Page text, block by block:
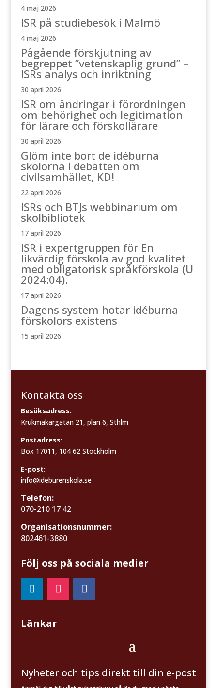
4 maj 2026
ISR på studiebesök i Malmö
4 maj 2026
Pågående förskjutning av
begreppet ”vetenskaplig grund” –
ISRs analys och inriktning
30 april 2026
ISR om ändringar i förordningen
om behörighet och legitimation
för lärare och förskollärare
30 april 2026
Glöm inte bort de idéburna
skolorna i debatten om
civilsamhället, KD!
22 april 2026
ISRs och BTJs webbinarium om
skolbibliotek
17 april 2026
ISR i expertgruppen för En
likvärdig förskola av god kvalitet
med obligatorisk språkförskola (U
2024:04).
17 april 2026
Dagens system hotar idéburna
förskolors existens
15 april 2026
Kontakta oss
Besöksadress:
Krukmakargatan 21, plan 6, Sthlm
Postadress:
Box 17011, 104 62 Stockholm
E-post:
info@ideburenskola.se
Telefon:
070-210 17 42
Organisationsnummer:
802461-3880
Följ oss på sociala medier
Länkar
Nyheter och tips direkt till din e-post